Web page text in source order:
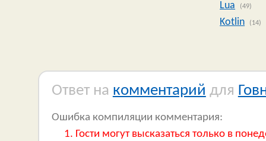
Lua
(49)
Kotlin (14)
Ответ на комментарий для
Ошибка компиляции комментария:
Гости могут высказаться только в